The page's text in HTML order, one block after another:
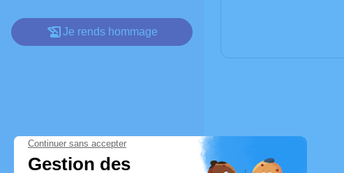
Je rends hommage